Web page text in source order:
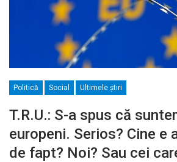
Politică Social Ultimele ştiri
T.R.U.: S-a spus că
europeni. Serios? Cine e
de fapt? Noi? Sau cei